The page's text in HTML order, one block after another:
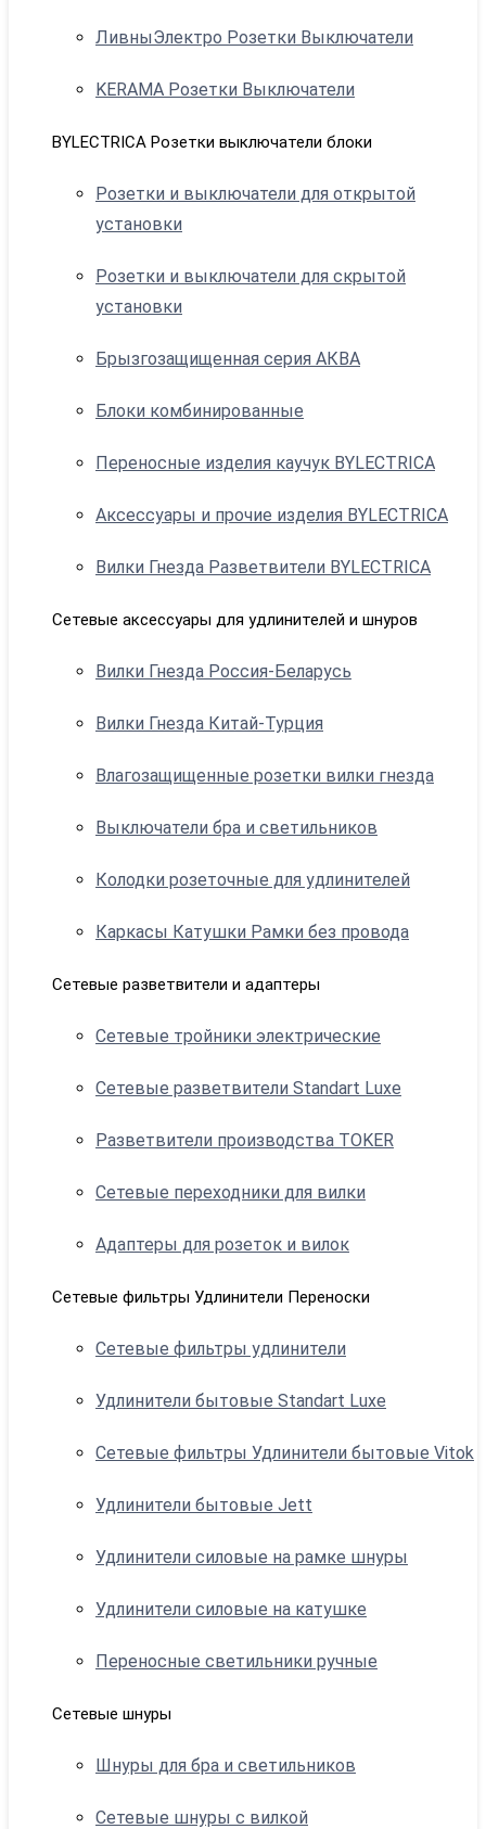
ЛивныЭлектро Розетки Выключатели
KERAMA Розетки Выключатели
BYLECTRICA Розетки выключатели блоки
Розетки и выключатели для открытой
установки
Розетки и выключатели для скрытой
установки
Брызгозащищенная серия АКВА
Блоки комбинированные
Переносные изделия каучук BYLECTRICA
Аксессуары и прочие изделия BYLECTRICA
Вилки Гнезда Разветвители BYLECTRICA
Сетевые аксессуары для удлинителей и шнуров
Вилки Гнезда Россия-Беларусь
Вилки Гнезда Китай-Турция
Влагозащищенные розетки вилки гнезда
Выключатели бра и светильников
Колодки розеточные для удлинителей
Каркасы Катушки Рамки без провода
Сетевые разветвители и адаптеры
Сетевые тройники электрические
Сетевые разветвители Standart Luxe
Разветвители производства TOKER
Сетевые переходники для вилки
Адаптеры для розеток и вилок
Сетевые фильтры Удлинители Переноски
Сетевые фильтры удлинители
Удлинители бытовые Standart Luxe
Сетевые фильтры Удлинители бытовые Vitok
Удлинители бытовые Jett
Удлинители силовые на рамке шнуры
Удлинители силовые на катушке
Переносные светильники ручные
Сетевые шнуры
Шнуры для бра и светильников
Сетевые шнуры с вилкой